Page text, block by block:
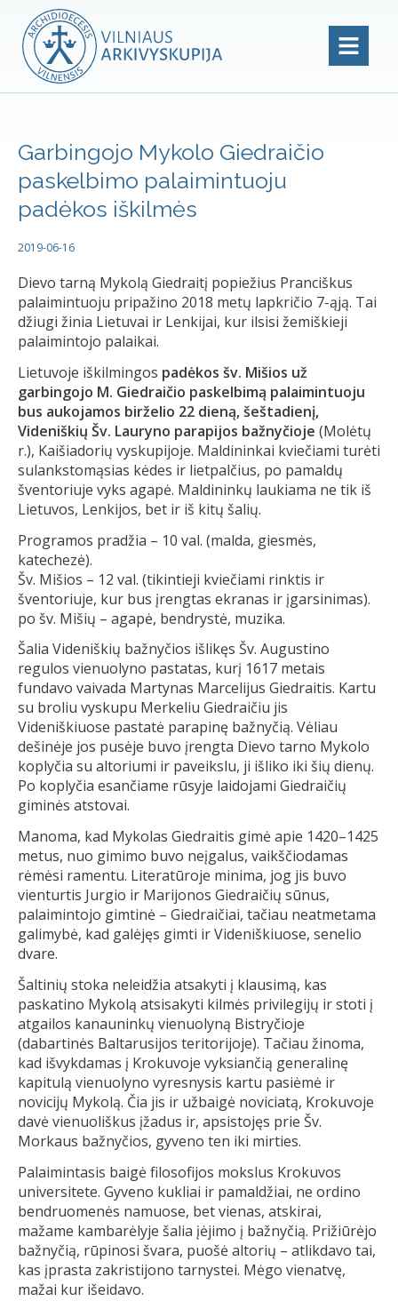
Garbingojo Mykolo Giedraičio
paskelbimo palaimintuoju
padėkos iškilmės
2019-06-16
Dievo tarną Mykolą Giedraitį popiežius Pranciškus
palaimintuoju pripažino 2018 metų lapkričio 7-ąją. Tai
džiugi žinia Lietuvai ir Lenkijai, kur ilsisi žemiškieji
palaimintojo palaikai.
Lietuvoje iškilmingos padėkos šv. Mišios už
garbingojo M. Giedraičio paskelbimą palaimintuoju
bus aukojamos birželio 22 dieną, šeštadienį,
Videniškių Šv. Lauryno parapijos bažnyčioje (Molėtų
r.), Kaišiadorių vyskupijoje. Maldininkai kviečiami turėti
sulankstomąsias kėdes ir lietpalčius, po pamaldų
šventoriuje vyks agapė. Maldininkų laukiama ne tik iš
Lietuvos, Lenkijos, bet ir iš kitų šalių.
Programos pradžia – 10 val. (malda, giesmės,
katechezė).
Šv. Mišios – 12 val. (tikintieji kviečiami rinktis ir
šventoriuje, kur bus įrengtas ekranas ir įgarsinimas).
po šv. Mišių – agapė, bendrystė, muzika.
Šalia Videniškių bažnyčios išlikęs Šv. Augustino
regulos vienuolyno pastatas, kurį 1617 metais
fundavo vaivada Martynas Marcelijus Giedraitis. Kartu
su broliu vyskupu Merkeliu Giedraičiu jis
Videniškiuose pastatė parapinę bažnyčią. Vėliau
dešinėje jos pusėje buvo įrengta Dievo tarno Mykolo
koplyčia su altoriumi ir paveikslu, ji išliko iki šių dienų.
Po koplyčia esančiame rūsyje laidojami Giedraičių
giminės atstovai.
Manoma, kad Mykolas Giedraitis gimė apie 1420–1425
metus, nuo gimimo buvo neįgalus, vaikščiodamas
rėmėsi ramentu. Literatūroje minima, jog jis buvo
vienturtis Jurgio ir Marijonos Giedraičių sūnus,
palaimintojo gimtinė – Giedraičiai, tačiau neatmetama
galimybė, kad galėjęs gimti ir Videniškiuose, senelio
dvare.
Šaltinių stoka neleidžia atsakyti į klausimą, kas
paskatino Mykolą atsisakyti kilmės privilegijų ir stoti į
atgailos kanauninkų vienuolyną Bistryčioje
(dabartinės Baltarusijos teritorijoje). Tačiau žinoma,
kad išvykdamas į Krokuvoje vyksiančią generalinę
kapitulą vienuolyno vyresnysis kartu pasiėmė ir
novicijų Mykolą. Čia jis ir užbaigė noviciatą, Krokuvoje
davė vienuoliškus įžadus ir, apsistojęs prie Šv.
Morkaus bažnyčios, gyveno ten iki mirties.
Palaimintasis baigė filosofijos mokslus Krokuvos
universitete. Gyveno kukliai ir pamaldžiai, ne ordino
bendruomenės namuose, bet vienas, atskirai,
mažame kambarėlyje šalia įėjimo į bažnyčią. Prižiūrėjo
bažnyčią, rūpinosi švara, puošė altorių – atlikdavo tai,
kas įprasta zakristijono tarnystei. Mėgo vienatvę,
mažai kur išeidavo.